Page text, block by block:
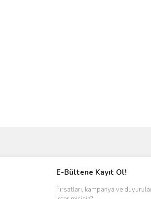
E-Bültene Kayıt Ol!
Fırsatları, kampanya ve